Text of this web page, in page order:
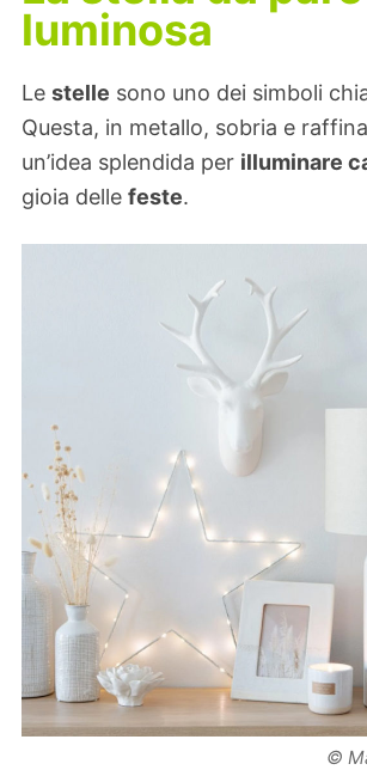
luminosa
Le stelle sono uno dei simboli
Questa, in metallo, sobria e
un’idea splendida per illuminare
gioia delle feste.
©